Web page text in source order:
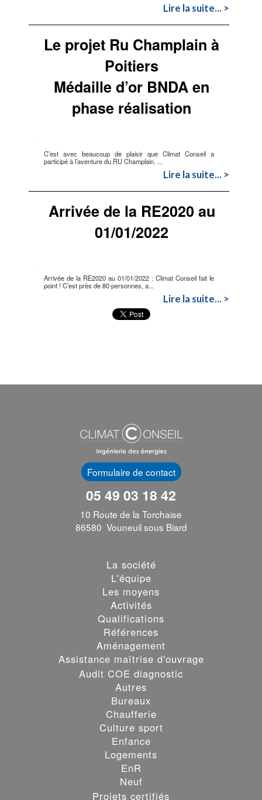
Lire la suite... >
Le projet Ru Champlain à
Poitiers
Médaille d’or BNDA en
phase réalisation
C’est avec beaucoup de plaisir que Climat Conseil a
participé à l’aventure du RU Champlain. ...
Lire la suite... >
Arrivée de la RE2020 au
01/01/2022
Arrivée de la RE2020 au 01/01/2022 : Climat Conseil fait le
point ! C’est près de 80 personnes, a...
Lire la suite... >
Formulaire de contact
05 49 03 18 42
10 Route de la Torchaise
86580 Vouneuil sous Biard
La société
L'équipe
Les moyens
Activités
Qualifications
Références
Aménagement
Assistance maîtrise d'ouvrage
Audit COE diagnostic
Autres
Bureaux
Chaufferie
Culture sport
Enfance
Logements
EnR
Neuf
Projets certifiés